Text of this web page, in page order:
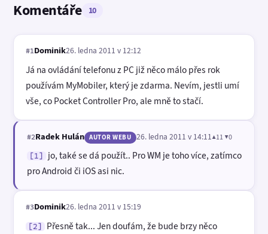
Komentáře 10
#1Dominik26. ledna 2011 v 12:12
Já na ovládání telefonu z PC již něco málo přes rok
používám MyMobiler, který je zdarma. Nevím, jestli umí
vše, co Pocket Controller Pro, ale mně to stačí.
#2Radek Hulán AUTOR WEBU 26. ledna 2011 v 14:11 ▲11 ▼0
[1]
jo, také se dá použít.. Pro WM je toho více, zatímco
pro Android či iOS asi nic.
#3Dominik26. ledna 2011 v 15:19
[2]
Přesně tak... Jen doufám, že bude brzy něco